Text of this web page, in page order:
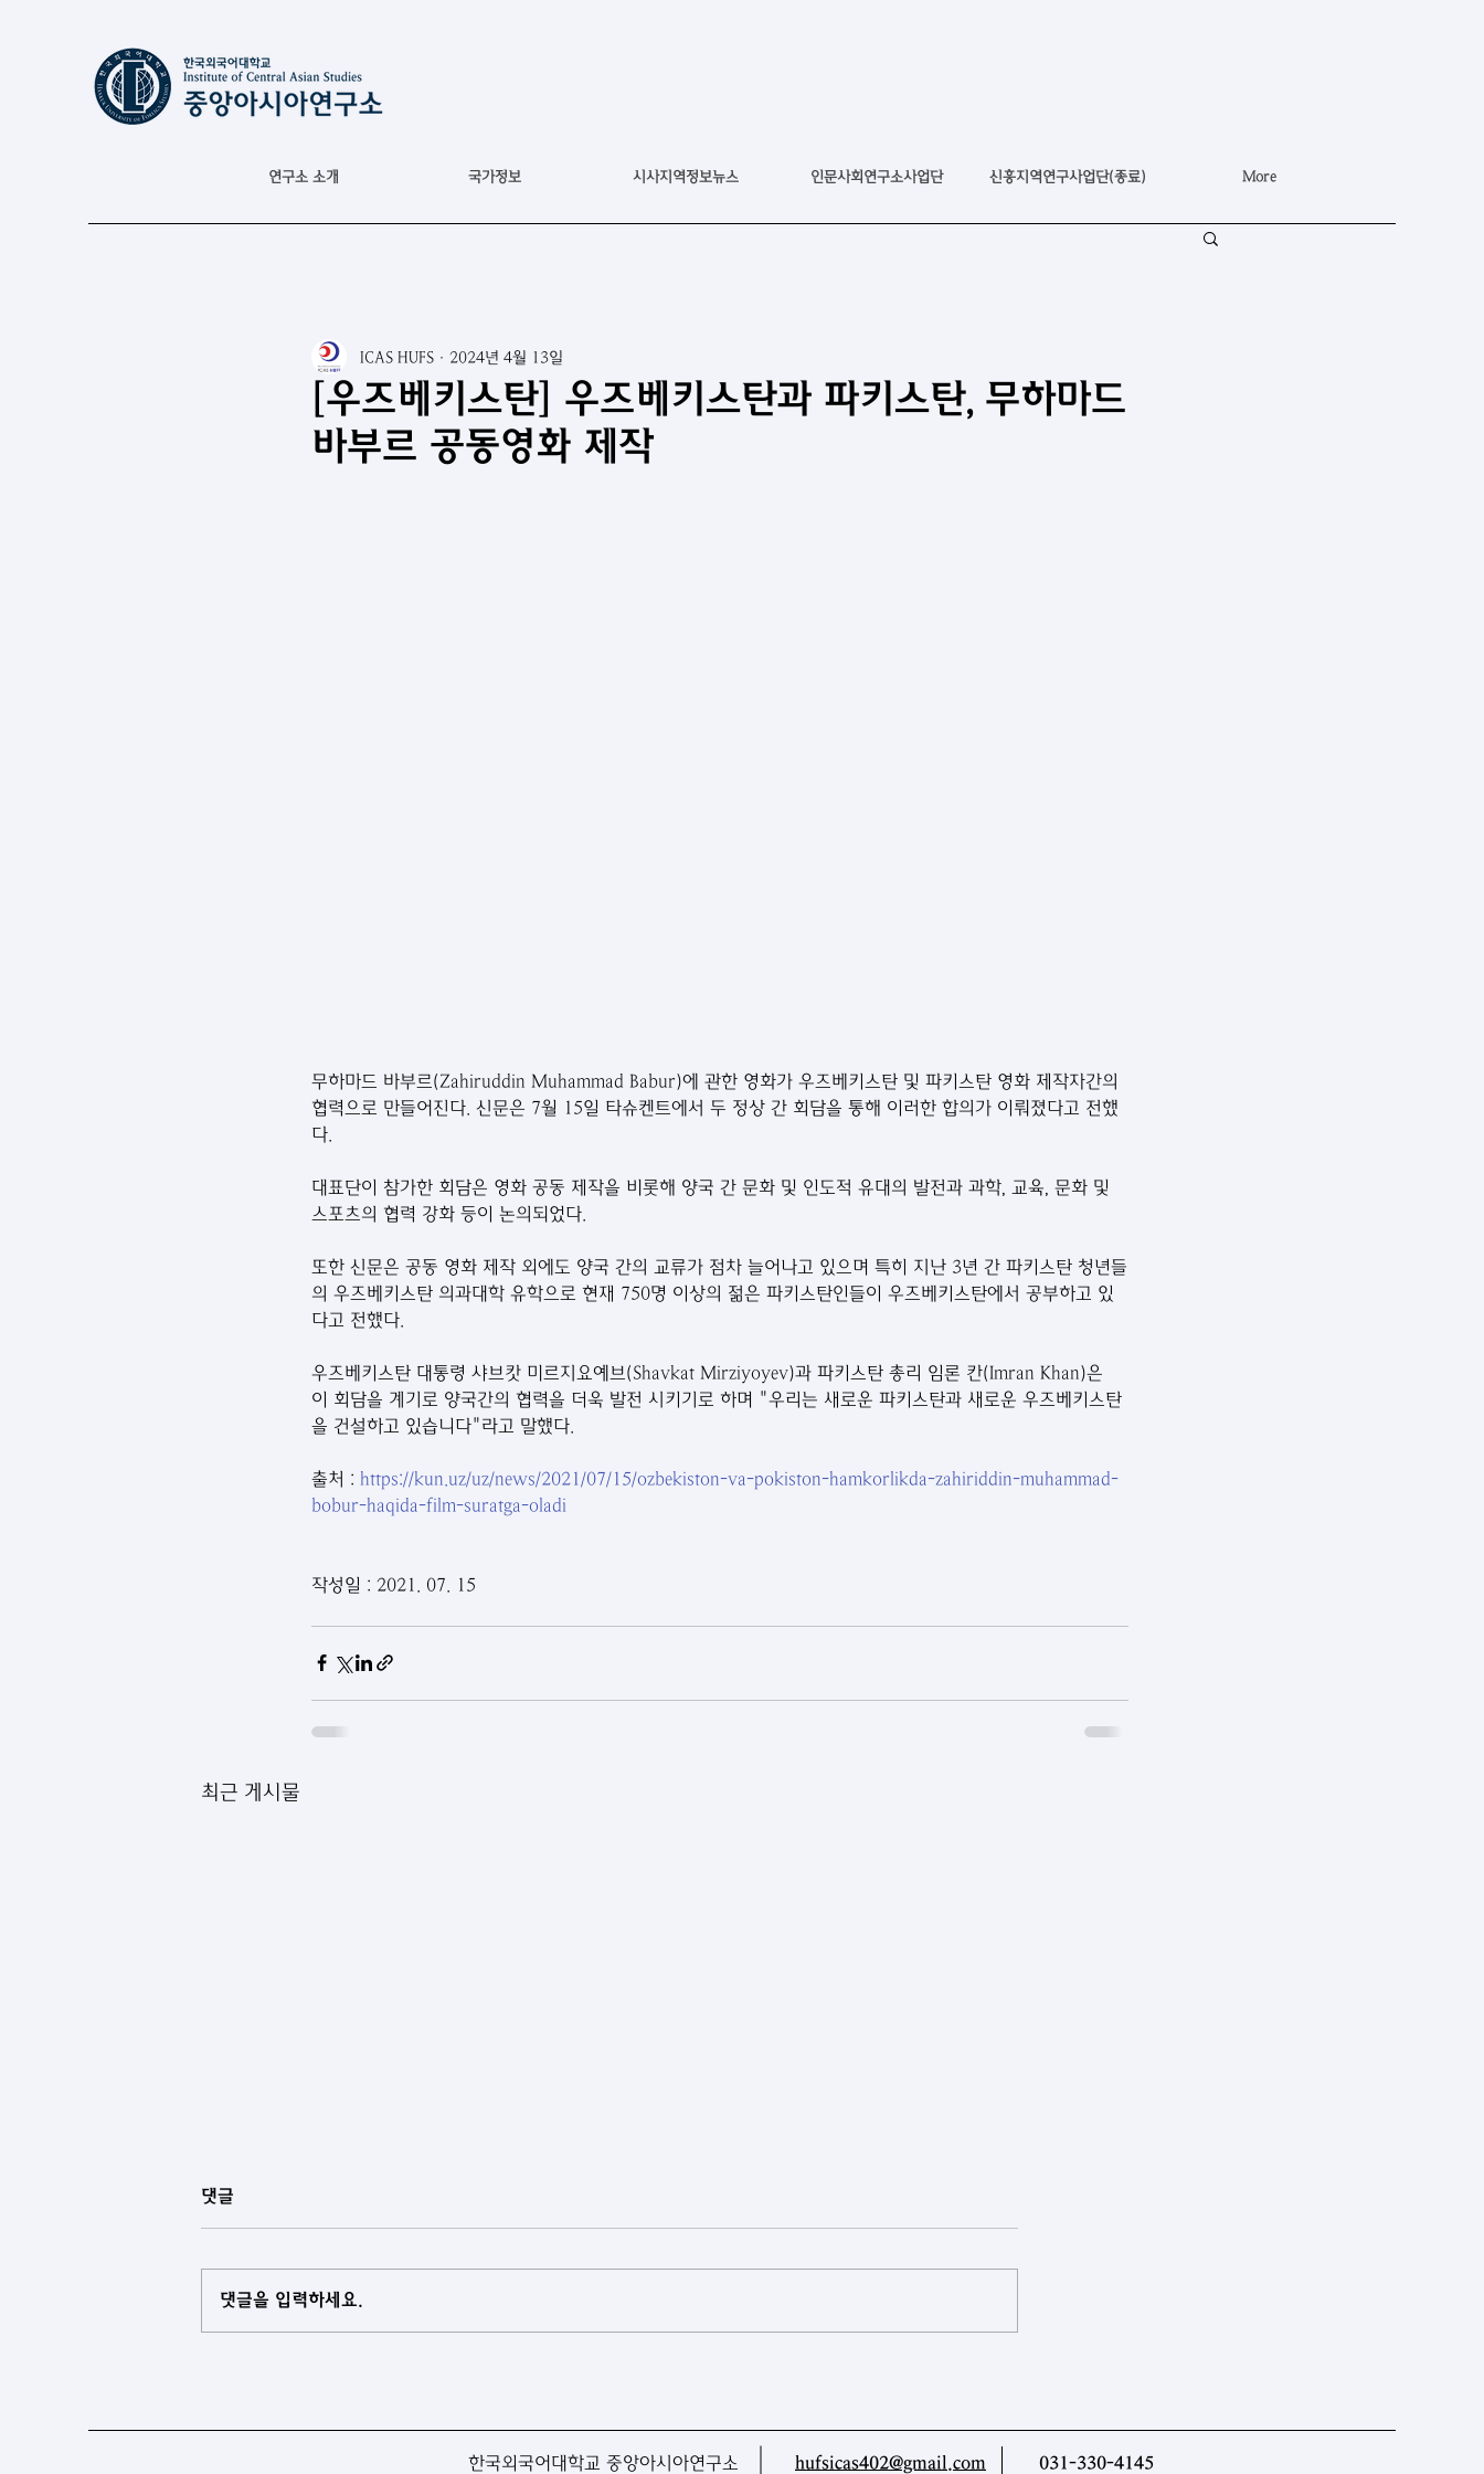
연구소 소개 국가정보 시사지역정보뉴스 인문사회연구소사업단 신흥지역연구사업단(종료) More
[우즈베키스탄] 우즈베키스탄과 파키스탄, 무하마드
바부르 공동영화 제작
ICAS HUFS 2024년 4월 13일
무하마드 바부르(Zahiruddin Muhammad Babur)에 관한 영화가 우즈베키스탄 및 파키스탄 영화 제작자간의
협력으로 만들어진다. 신문은 7월 15일 타슈켄트에서 두 정상 간 회담을 통해 이러한 합의가 이뤄졌다고 전했
다.
대표단이 참가한 회담은 영화 공동 제작을 비롯해 양국 간 문화 및 인도적 유대의 발전과 과학, 교육, 문화 및
스포츠의 협력 강화 등이 논의되었다.
또한 신문은 공동 영화 제작 외에도 양국 간의 교류가 점차 늘어나고 있으며 특히 지난 3년 간 파키스탄 청년들
의 우즈베키스탄 의과대학 유학으로 현재 750명 이상의 젊은 파키스탄인들이 우즈베키스탄에서 공부하고 있
다고 전했다.
우즈베키스탄 대통령 샤브캇 미르지요예브(Shavkat Mirziyoyev)과 파키스탄 총리 임론 칸(Imran Khan)은
이 회담을 계기로 양국간의 협력을 더욱 발전 시키기로 하며 "우리는 새로운 파키스탄과 새로운 우즈베키스탄
을 건설하고 있습니다"라고 말했다.
출처 : https://kun.uz/uz/news/2021/07/15/ozbekiston-va-pokiston-hamkorlikda-zahiriddin-muhammad-
bobur-haqida-film-suratga-oladi
작성일 : 2021. 07. 15
최근 게시물
댓글
댓글을 입력하세요.
한국외국어대학교 중앙아시아연구소 hufsicas402@gmail.com 031-330-4145